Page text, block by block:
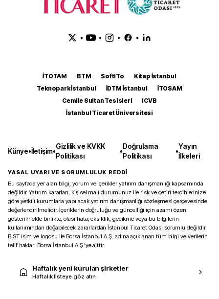
• • • •
İTOTAM BTM SoftITo
Kitap İstanbul
Teknopark İstanbul
İDTM İstanbul
İTOSAM
Cemile Sultan Tesisleri
ICVB
İstanbul Ticaret Üniversitesi
Künye•İletişim•
Gizlilik ve KVKK
Politikası
•
Doğrulama
Politikası
•
Yayın
İlkeleri
YASAL UYARI VE SORUMLULUK REDDİ
Bu sayfada yer alan bilgi, yorum ve içerikler yatırım danışmanlığı kapsamında
değildir. Yatırım kararları, kişisel mali durumunuz ile risk ve getiri tercihlerinize
göre yetkili kurumlarla yapılacak yatırım danışmanlığı sözleşmesi çerçevesinde
değerlendirilmelidir. İçeriklerin doğruluğu ve güncelliği için azami özen
gösterilmekle birlikte, olası hata, eksiklik, gecikme veya bu bilgilerin
kullanımından doğabilecek zararlardan İstanbul Ticaret Odası sorumlu değildir.
BIST isim ve logosu ile Borsa İstanbul A.Ş. adına açıklanan tüm bilgi ve verilerin
telif hakları Borsa İstanbul A.Ş.’ye aittir.
Haftalık yeni kurulan şirketler
Haftalık listeye göz atın